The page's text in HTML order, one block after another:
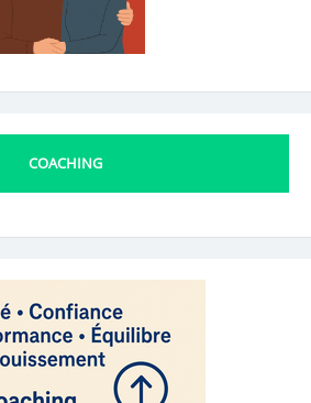
COACHING